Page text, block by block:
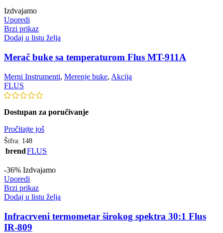
Izdvajamo
Uporedi
Brzi prikaz
Dodaj u listu želja
Merač buke sa temperaturom Flus MT-911A
Merni Instrumenti, Merenje buke, Akcija
FLUS
Dostupan za poručivanje
Pročitajte još
Šifra: 148
brendFLUS
-36% Izdvajamo
Uporedi
Brzi prikaz
Dodaj u listu želja
Infracrveni termometar širokog spektra 30:1 Flus
IR-809